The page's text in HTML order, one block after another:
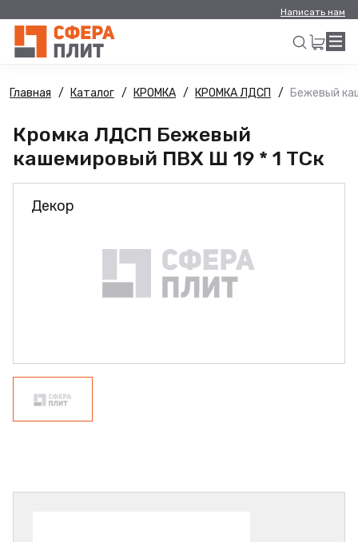
Написать нам
Искать
Главная Каталог КРОМКА КРОМКА ЛДСП Бежевый
Кромка ЛДСП Бежевый
кашемировый ПВХ Ш 19 * 1 ТСк
Декор